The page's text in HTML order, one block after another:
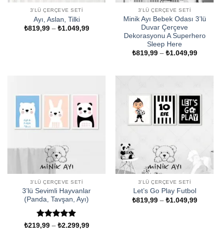
3'LÜ ÇERÇEVE SETI
Ayı, Aslan, Tilki
₺819,99 – ₺1.049,99Fiyat
3'LÜ ÇERÇEVE SETI
Minik Ayı Bebek Odası 3’lü
Duvar Çerçeve
Dekorasyonu A Superhero
Sleep Here
₺819,99 – ₺1.049,99Fiyat
3'LÜ ÇERÇEVE SETI
3’lü Sevimli Hayvanlar
(Panda, Tavşan, Ayı)
5 üzerinden
₺219,99 – ₺2.299,99Fiyat
3'LÜ ÇERÇEVE SETI
Let’s Go Play Futbol
₺819,99 – ₺1.049,99Fiyat